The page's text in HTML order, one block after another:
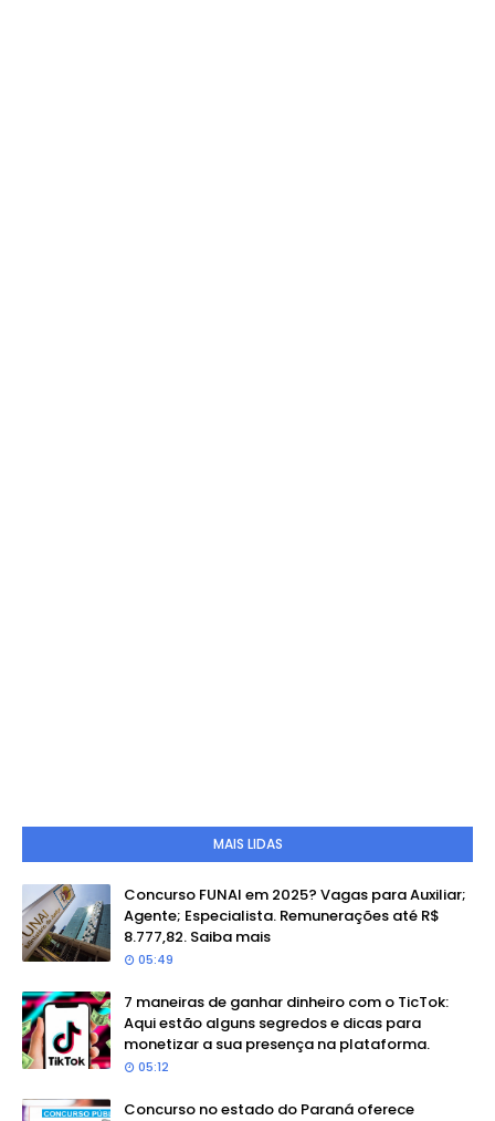
MAIS LIDAS
Concurso FUNAI em 2025? Vagas para Auxiliar;
Agente; Especialista. Remunerações até R$
8.777,82. Saiba mais
05:49
7 maneiras de ganhar dinheiro com o TicTok:
Aqui estão alguns segredos e dicas para
monetizar a sua presença na plataforma.
05:12
Concurso no estado do Paraná oferece